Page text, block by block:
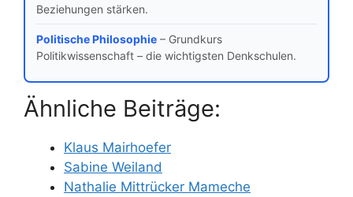
Beziehungen stärken.
Politische Philosophie– Grundkurs
Politikwissenschaft – die wichtigsten Denkschulen.
Ähnliche Beiträge:
Klaus Mairhoefer
Sabine Weiland
Nathalie Mittrücker Mameche